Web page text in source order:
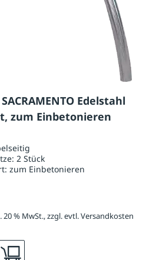
Edelstahl
zum Einbetonieren
2 Stück
zum Einbetonieren
20 % MwSt., zzgl. evtl. Versandkosten